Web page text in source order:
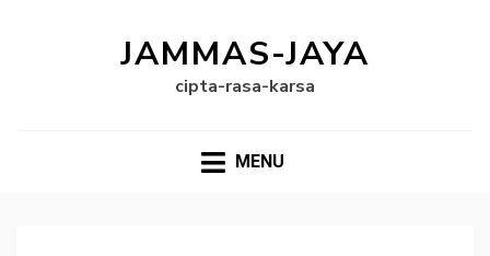
JAMMAS-JAYA
cipta-rasa-karsa
MENU